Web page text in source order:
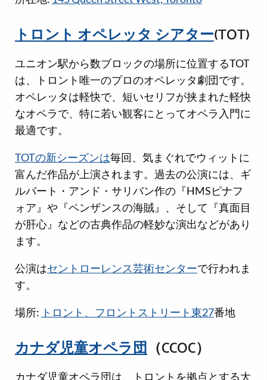
トロント オペレッタ シアター(TOT)
ユニオン駅から数ブロックの場所に位置するTOT
は、トロント唯一のプロのオペレッタ劇団です。
オペレッタは軽快で、短いセリフが挟まれた軽快
なオペラで、特に若い観客にとってオペラ入門に
最適です。
TOTの新シーズンは毎回、気まぐれでウィットに
富んだ作品が上演されます。過去の公演には、ギ
ルバート・アンド・サリバン作の『HMSピナフ
ォア』や『ペンザンスの海賊』、そして『真面目
が肝心』などの古典作品の軽妙な演出などがあり
ます。
公演はセントローレンス芸術センターで行われま
す。
場所: トロント、フロントストリート東27番地
カナダ児童オペラ団 （CCOC）
カナダ児童オペラ団は、トロントを拠点とする大